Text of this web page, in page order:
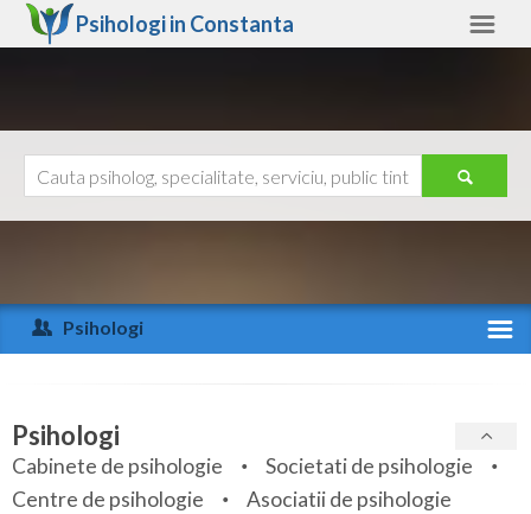
Psihologi in Constanta
Arad
Arges
Bihor
Bistrita-Nasaud
Ajutor
Psihologi
Specialitati
Servicii
Psihologi
Cabinete de psihologie
Societati de psihologie
Centre de psihologie
Asociatii de psihologie